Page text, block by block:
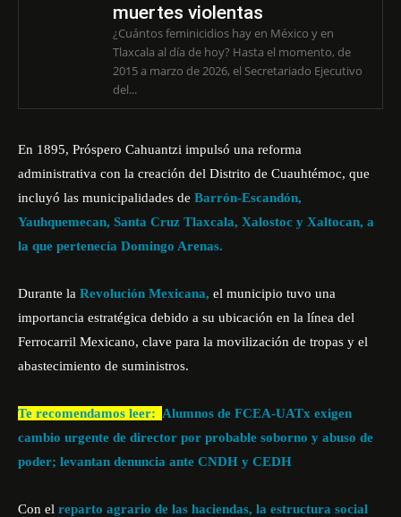
muertes violentas
¿Cuántos feminicidios hay en México y en
Tlaxcala al día de hoy? Hasta el momento, de
2015 a marzo de 2026, el Secretariado Ejecutivo
del...
En 1895, Próspero Cahuantzi impulsó una reforma
administrativa con la creación del Distrito de Cuauhtémoc, que
incluyó las municipalidades de Barrón-Escandón,
Yauhquemecan, Santa Cruz Tlaxcala, Xalostoc y Xaltocan, a
la que pertenecía Domingo Arenas.
Durante la Revolución Mexicana, el municipio tuvo una
importancia estratégica debido a su ubicación en la línea del
Ferrocarril Mexicano, clave para la movilización de tropas y el
abastecimiento de suministros.
Te recomendamos leer: Alumnos de FCEA-UATx exigen
cambio urgente de director por probable soborno y abuso de
poder; levantan denuncia ante CNDH y CEDH
Con el reparto agrario de las haciendas, la estructura social